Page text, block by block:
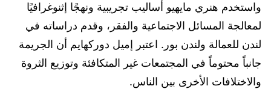
واستخدم هنري مايهيو أساليب تجريبية ونهجًا إثنوغرافيًا
لمعالجة المسائل الاجتماعية والفقر، وقدم دراساته في
لندن للعمالة ولندن بور. اعتبر إميل دوركهايم أن الجريمة
جانباً محتوماً في المجتمعات غير المتكافئة وتوزيع الثروة
والاختلافات الأخرى بين الناس.